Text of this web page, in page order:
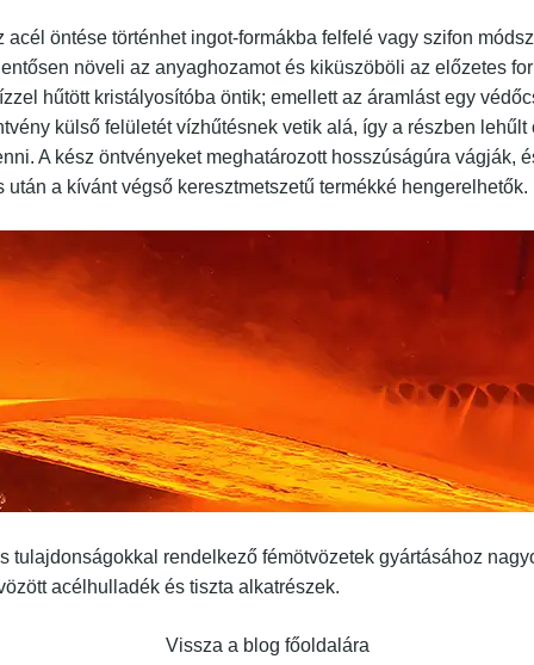
acél öntése történhet ingot-formákba felfelé vagy szifon
növeli az anyaghozamot és kiküszöböli az előzetes
hűtött kristályosítóba öntik; emellett az áramlást egy
külső felületét vízhűtésnek vetik alá, így a részben lehűlt
A kész öntvényeket meghatározott hosszúságúra vágják,
a kívánt végső keresztmetszetű termékké hengerelhetők.
tulajdonságokkal rendelkező fémötvözetek gyártásához
acélhulladék és tiszta alkatrészek.
Vissza a blog főoldalára